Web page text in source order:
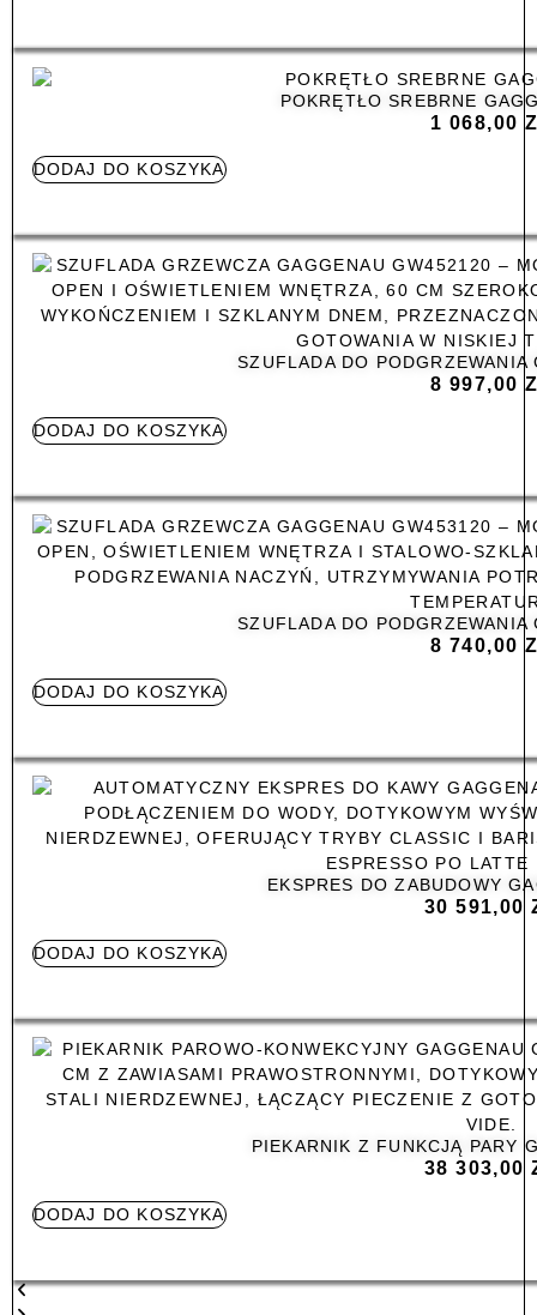
POKRĘTŁO SREBRNE
1 068,00
DODAJ DO KOSZYKA
SZUFLADA DO
8 997,00
DODAJ DO KOSZYKA
SZUFLADA DO
8 740,00
DODAJ DO KOSZYKA
EKSPRES DO ZABUDOWY
30 591,00
DODAJ DO KOSZYKA
PIEKARNIK Z FUNKCJĄ PARY
38 303,00
DODAJ DO KOSZYKA